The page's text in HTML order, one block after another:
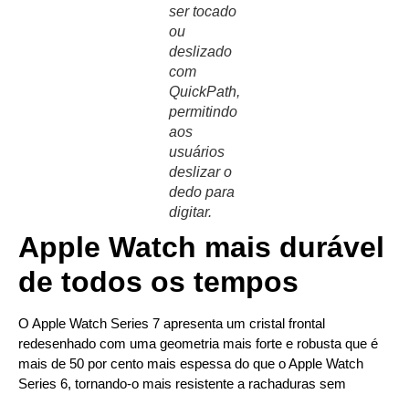
ser tocado
ou
deslizado
com
QuickPath,
permitindo
aos
usuários
deslizar o
dedo para
digitar.
Apple Watch mais durável
de todos os tempos
O Apple Watch Series 7 apresenta um cristal frontal
redesenhado com uma geometria mais forte e robusta que é
mais de 50 por cento mais espessa do que o Apple Watch
Series 6, tornando-o mais resistente a rachaduras sem